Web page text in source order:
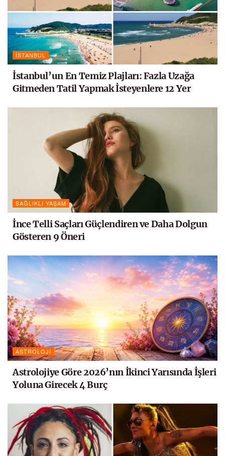
İSTANBUL
İstanbul’un En Temiz Plajları: Fazla Uzağa
Gitmeden Tatil Yapmak İsteyenlere 12 Yer
SAĞLIKLI YAŞAM
İnce Telli Saçları Güçlendiren ve Daha Dolgun
Gösteren 9 Öneri
ASTROLOJI
Astrolojiye Göre 2026’nın İkinci Yarısında İşleri
Yoluna Girecek 4 Burç